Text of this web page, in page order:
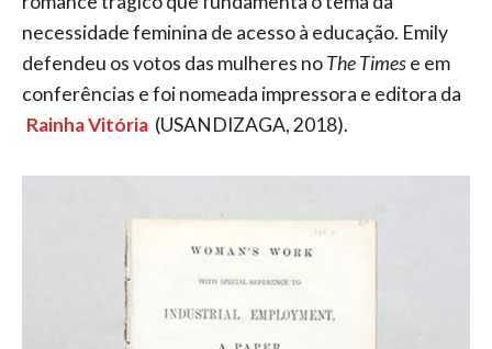
necessidade feminina de acesso à educação. Emily
defendeu os votos das mulheres noThe Timese em
conferências e foi nomeada impressora e editora da
Rainha Vitória (USANDIZAGA, 2018).